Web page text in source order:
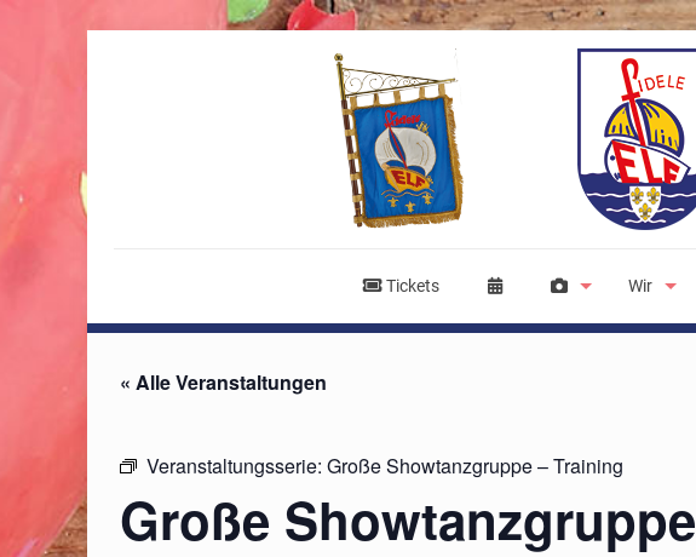
Tickets Wir
« Alle Veranstaltungen
Veranstaltungsserie: Große Showtanzgruppe – Training
Große Showtanzgruppe